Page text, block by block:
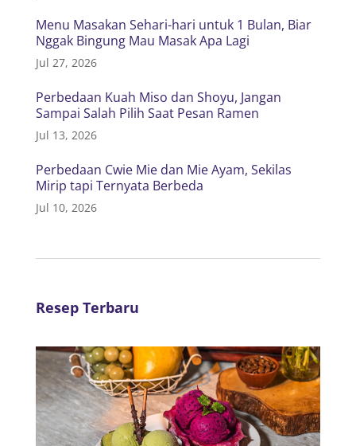
Menu Masakan Sehari-hari untuk 1 Bulan, Biar
Nggak Bingung Mau Masak Apa Lagi
Jul 27, 2026
Perbedaan Kuah Miso dan Shoyu, Jangan
Sampai Salah Pilih Saat Pesan Ramen
Jul 13, 2026
Perbedaan Cwie Mie dan Mie Ayam, Sekilas
Mirip tapi Ternyata Berbeda
Jul 10, 2026
Resep Terbaru